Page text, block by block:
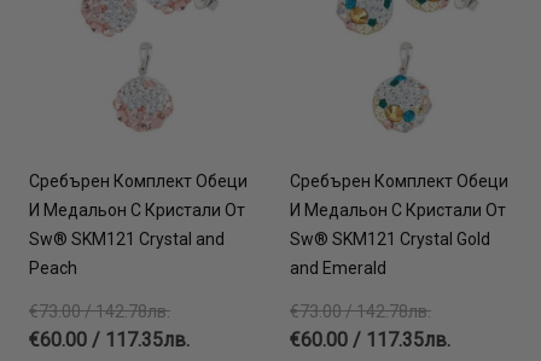
Сребърен Комплект Обеци
И Медальон С Кристали От
Sw® SKM121 Crystal and
Peach
€73.00 / 142.78лв.
€60.00 / 117.35лв.
Сребърен Комплект Обеци
И Медальон С Кристали От
Sw® SKM121 Crystal Gold
and Emerald
€73.00 / 142.78лв.
€60.00 / 117.35лв.